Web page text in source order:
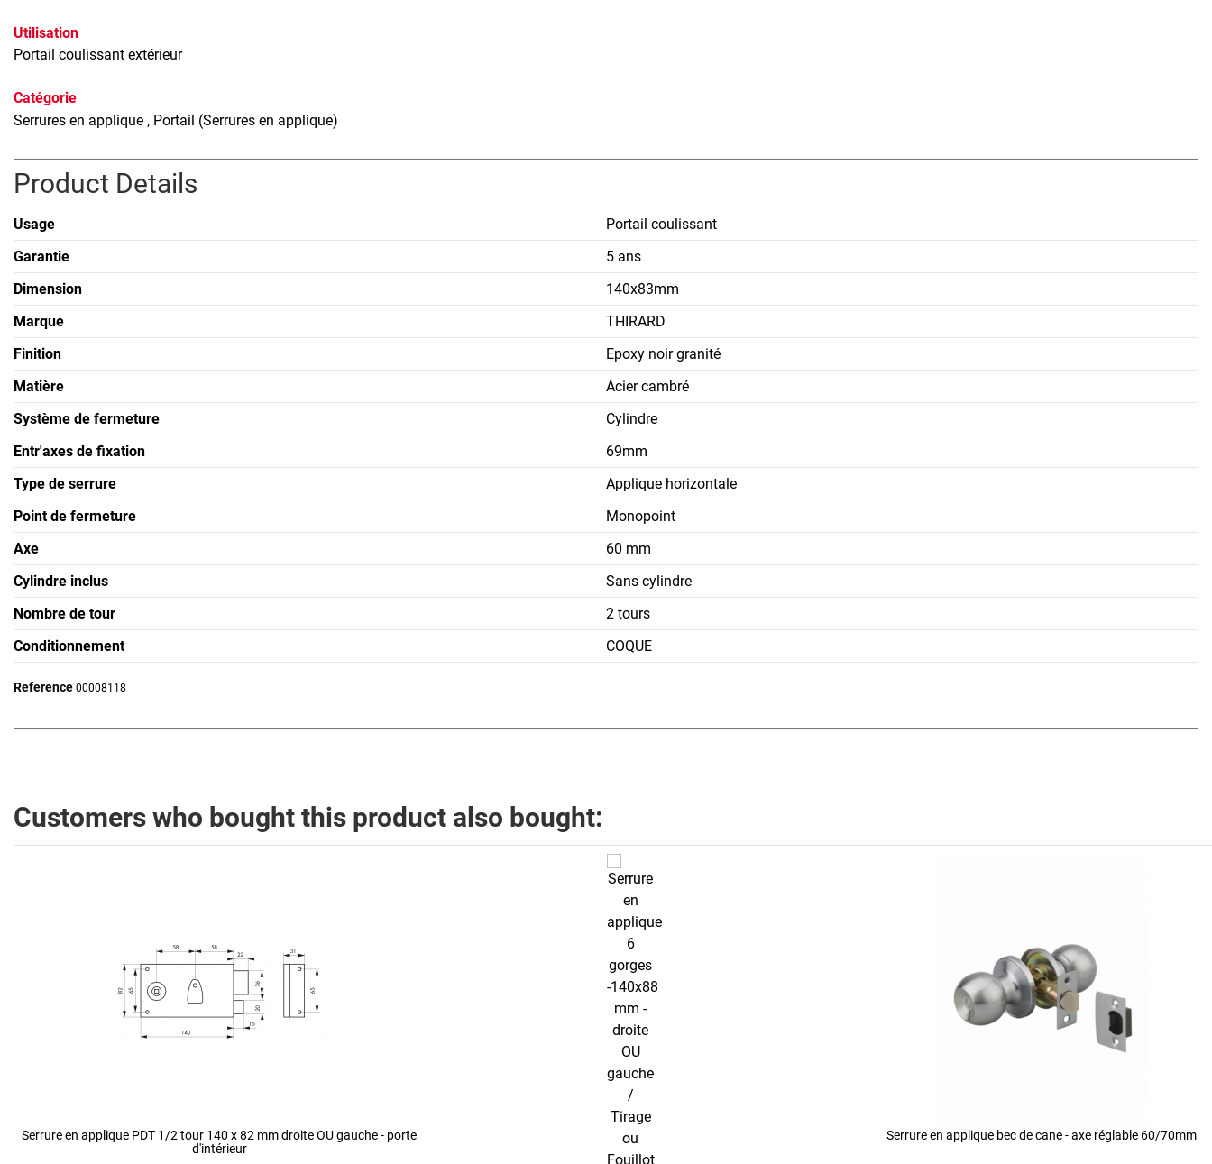
Utilisation
Portail coulissant extérieur
Catégorie
Serrures en applique , Portail (Serrures en applique)
Product Details
Usage
Portail coulissant
Garantie
5 ans
Dimension
140x83mm
Marque
THIRARD
Finition
Epoxy noir granité
Matière
Acier cambré
Système de fermeture
Cylindre
Entr'axes de fixation
69mm
Type de serrure
Applique horizontale
Point de fermeture
Monopoint
Axe
60 mm
Cylindre inclus
Sans cylindre
Nombre de tour
2 tours
Conditionnement
COQUE
Reference 00008118
Customers who bought this product also bought:
Serrure en applique PDT 1/2 tour 140 x 82 mm droite OU gauche - porte
d'intérieur
Serrure en applique bec de cane - axe réglable 60/70mm